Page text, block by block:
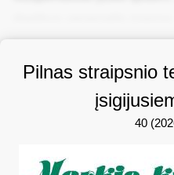
Pilnas straipsnio
40